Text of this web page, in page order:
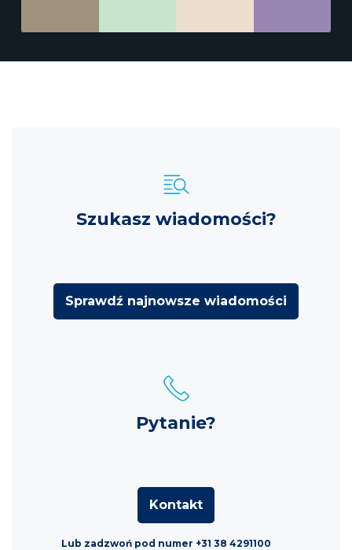
Szukasz wiadomości?
Sprawdź najnowsze wiadomości
Pytanie?
Kontakt
Lub zadzwoń pod numer +31 38 4291100